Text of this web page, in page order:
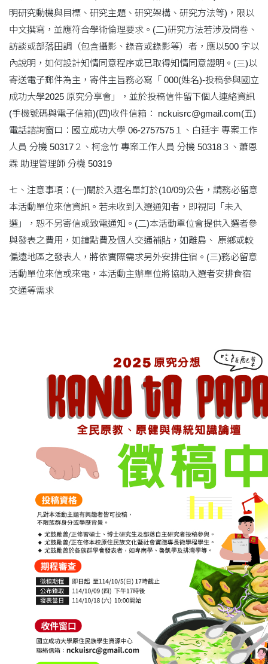
明研究動機與目標、研究主題、研究架構、研究方法等)，限以
中文撰寫，並應符合學術倫理要求。(二)研究方法若涉及問卷、
訪談或部落田調（包含攝影、錄音或錄影等）者，應以500 字以
內說明，如何設計知情同意程序或已取得知情同意證明。(三)以
寄送電子郵件為主，寄件主旨務必寫「 000(姓名)-投稿參與國立
成功大學2025 原究分享會」，並於投稿信件留下個人連絡資訊
(手機號碼與電子信箱)(四)收件信箱： nckuisrc@gmail.com(五)
電話諮詢窗口：國立成功大學 06-2757575１、白廷宇 專案工作
人員 分機 50317２、柯念竹 專案工作人員 分機 50318３、蕭恩
霖 助理管理師 分機 50319
七、注意事項：(一)關於入選名單訂於(10/09)公告，請務必留意
本活動單位來信資訊。若未收到入選通知者，即視同「未入
選」，恕不另寄信或致電通知。(二)本活動單位會提供入選者參
與發表之費用，如鐘點費及個人交通補貼，如離島、 原鄉或較
偏遠地區之發表人，將依實際需求另外安排住宿。(三)務必留意
活動單位來信或來電，本活動主辦單位將協助入選者安排食宿
交通等需求